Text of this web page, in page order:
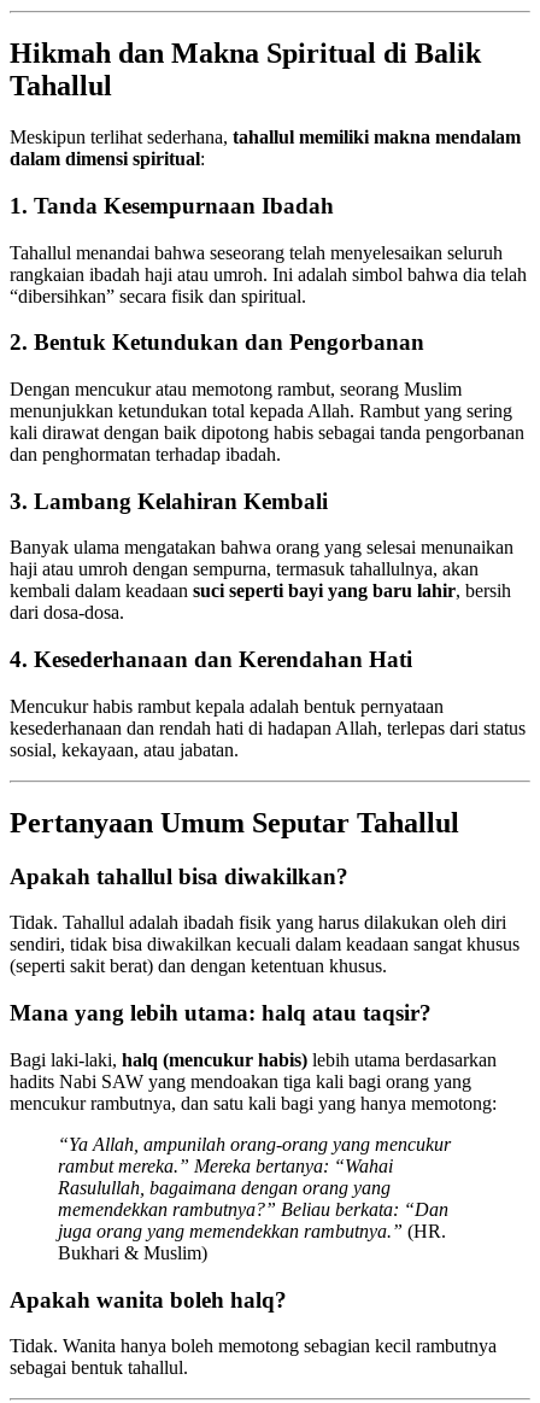
Hikmah dan Makna Spiritual di Balik
Tahallul
Meskipun terlihat sederhana, tahallul memiliki makna mendalam
dalam dimensi spiritual:
1. Tanda Kesempurnaan Ibadah
Tahallul menandai bahwa seseorang telah menyelesaikan seluruh
rangkaian ibadah haji atau umroh. Ini adalah simbol bahwa dia telah
“dibersihkan” secara fisik dan spiritual.
2. Bentuk Ketundukan dan Pengorbanan
Dengan mencukur atau memotong rambut, seorang Muslim
menunjukkan ketundukan total kepada Allah. Rambut yang sering
kali dirawat dengan baik dipotong habis sebagai tanda pengorbanan
dan penghormatan terhadap ibadah.
3. Lambang Kelahiran Kembali
Banyak ulama mengatakan bahwa orang yang selesai menunaikan
haji atau umroh dengan sempurna, termasuk tahallulnya, akan
kembali dalam keadaan suci seperti bayi yang baru lahir, bersih
dari dosa-dosa.
4. Kesederhanaan dan Kerendahan Hati
Mencukur habis rambut kepala adalah bentuk pernyataan
kesederhanaan dan rendah hati di hadapan Allah, terlepas dari status
sosial, kekayaan, atau jabatan.
Pertanyaan Umum Seputar Tahallul
Apakah tahallul bisa diwakilkan?
Tidak. Tahallul adalah ibadah fisik yang harus dilakukan oleh diri
sendiri, tidak bisa diwakilkan kecuali dalam keadaan sangat khusus
(seperti sakit berat) dan dengan ketentuan khusus.
Mana yang lebih utama: halq atau taqsir?
Bagi laki-laki, halq (mencukur habis) lebih utama berdasarkan
hadits Nabi SAW yang mendoakan tiga kali bagi orang yang
mencukur rambutnya, dan satu kali bagi yang hanya memotong:
“Ya Allah, ampunilah orang-orang yang mencukur
rambut mereka.” Mereka bertanya: “Wahai
Rasulullah, bagaimana dengan orang yang
memendekkan rambutnya?” Beliau berkata: “Dan
juga orang yang memendekkan rambutnya.” (HR.
Bukhari & Muslim)
Apakah wanita boleh halq?
Tidak. Wanita hanya boleh memotong sebagian kecil rambutnya
sebagai bentuk tahallul.